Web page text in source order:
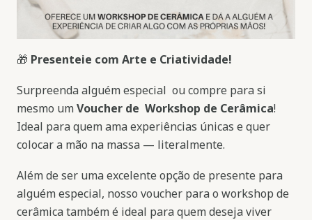
🎁 Presenteie com Arte e Criatividade!
Surpreenda alguém especial ou compre para si
mesmo umVoucher de Workshop de Cerâmica!
Ideal para quem ama experiências únicas e quer
colocar a mão na massa — literalmente.
Além de ser uma excelente opção de presente para
alguém especial, nosso voucher para o workshop de
cerâmica também é ideal para quem deseja viver